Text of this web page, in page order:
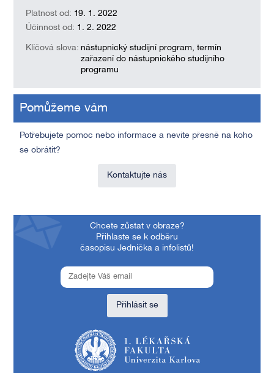
Platnost od: 19. 1. 2022
Účinnost od: 1. 2. 2022
Klíčová slova: nástupnický studijní program, termín
zařazení do nástupnického studijního
programu
Pomůžeme vám
Potřebujete pomoc nebo informace a nevíte přesně na koho
se obrátit?
Kontaktujte nás
Chcete zůstat v obraze?
Přihlaste se k odběru
časopisu Jednička a infolistů!
Přihlásit se